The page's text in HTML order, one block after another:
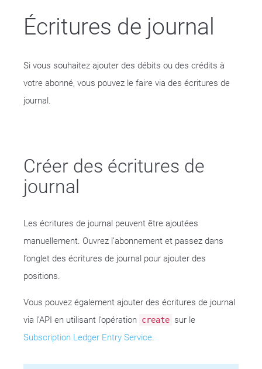
Écritures de journal
Si vous souhaitez ajouter des débits ou des crédits à
votre abonné, vous pouvez le faire via des écritures de
journal.
Créer des écritures de
journal
Les écritures de journal peuvent être ajoutées
manuellement. Ouvrez l’abonnement et passez dans
l’onglet des écritures de journal pour ajouter des
positions.
Vous pouvez également ajouter des écritures de journal
via l’API en utilisant l’opération create sur le
Subscription Ledger Entry Service.